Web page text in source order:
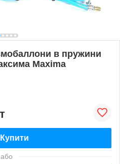
в пружини
Maxima
Купити
або